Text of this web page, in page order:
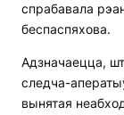
спрабавала
беспаспяхова.
Адзначаецца,
следча-
вынятая